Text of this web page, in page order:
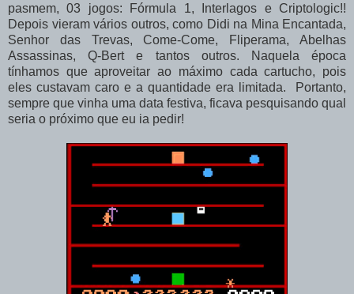
pasmem, 03 jogos: Fórmula 1, Interlagos e Criptologic!!
Depois vieram vários outros, como Didi na Mina Encantada,
Senhor das Trevas, Come-Come, Fliperama, Abelhas
Assassinas, Q-Bert e tantos outros. Naquela época
tínhamos que aproveitar ao máximo cada cartucho, pois
eles custavam caro e a quantidade era limitada. Portanto,
sempre que vinha uma data festiva, ficava pesquisando qual
seria o próximo que eu ia pedir!